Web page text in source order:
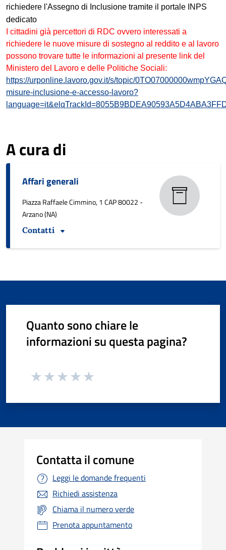
richiedere l'Assegno di Inclusione tramite il portale INPS
dedicato
I cittadini già percettori di RDC ovvero interessati a
richiedere le nuove misure di sostegno al reddito e al lavoro
possono trovare tutte le informazioni al presente link del
Ministero del Lavoro e delle Politiche Sociali:
https://urponline.lavoro.gov.it/s/topic/
misure-inclusione-e-accesso-lavoro?
A cura di
Affari generali
Piazza Raffaele Cimmino, 1 CAP 80022 -
Arzano (NA)
Contatti
Quanto sono chiare le
informazioni su questa pagina?
Contatta il comune
Leggi le domande frequenti
Richiedi assistenza
Chiama il numero verde
Prenota appuntamento